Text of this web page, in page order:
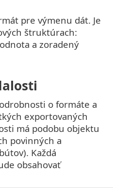
pre výmenu dát. Je
štruktúrach:
a zoradený
o formáte a
exportovaných
má podobu objektu
povinných a
Každá
obsahovať